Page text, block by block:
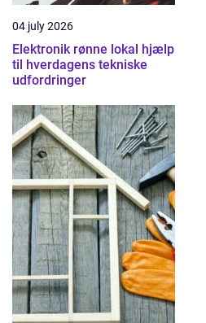
04 july 2026
Elektronik rønne lokal hjælp
til hverdagens tekniske
udfordringer